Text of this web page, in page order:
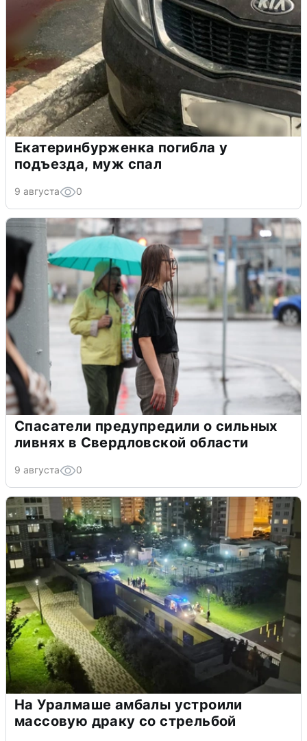
Екатеринбурженка погибла у
подъезда, муж спал
9 августа 0
Спасатели предупредили о сильных
ливнях в Свердловской области
9 августа 0
На Уралмаше амбалы устроили
массовую драку со стрельбой